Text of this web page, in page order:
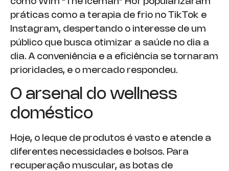
práticas como a terapia de frio no TikTok e
Instagram, despertando o interesse de um
público que busca otimizar a saúde no dia a
dia. A conveniência e a eficiência se tornaram
prioridades, e o mercado respondeu.
O arsenal do wellness
doméstico
Hoje, o leque de produtos é vasto e atende a
diferentes necessidades e bolsos. Para
recuperação muscular, as botas de